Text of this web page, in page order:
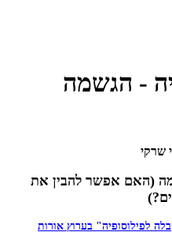
- הגשמה
שרקי
(האם אפשר להבין את
לפילוסופיה" בערוץ אורות